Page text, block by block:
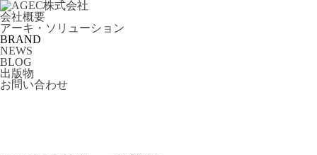
会社概要
アーキ・ソリューション
BRAND
NEWS
BLOG
出版物
お問い合わせ